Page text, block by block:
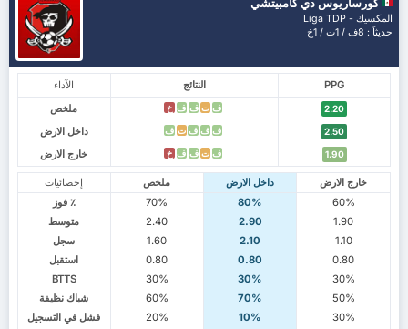
المكسيك - Liga TDP
حديثاً : 8ف / 1ت / 1خ
الآداء النتائج
PPG
ملخص
ف ت ف ف خ 2.20
داخل الارض ف ف ف ت ف 2.50
خارج الارض ف ت ف ف خ 1.90
إحصائيات ملخص داخل الارض
خارج الارض
٪ فوز
70% 80%
60%
متوسط
2.40 2.90
1.90
سجل
1.60 2.10
1.10
استقبل
0.80 0.80
0.80
BTTS
30% 30%
30%
شباك نظيفة
60% 70%
50%
فشل في التسجيل
20% 10%
30%